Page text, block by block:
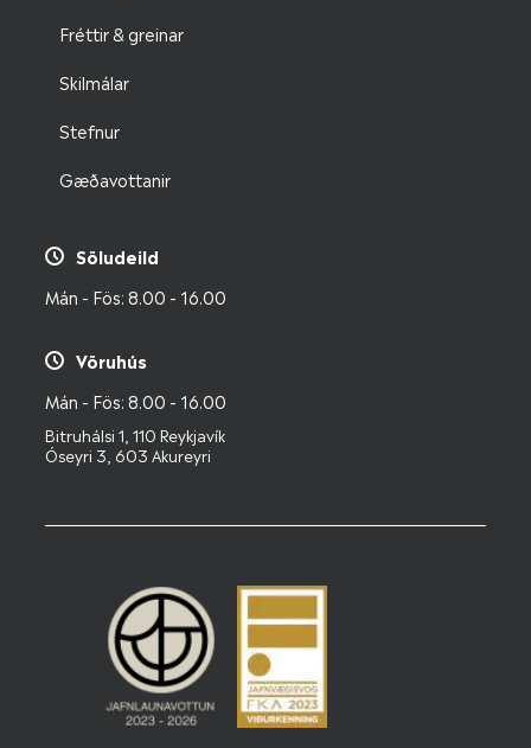
Fréttir & greinar
Skilmálar
Stefnur
Gæðavottanir
Söludeild
Mán - Fös: 8.00 - 16.00
Vöruhús
Mán - Fös: 8.00 - 16.00
Bitruhálsi 1, 110 Reykjavík
Óseyri 3, 603 Akureyri